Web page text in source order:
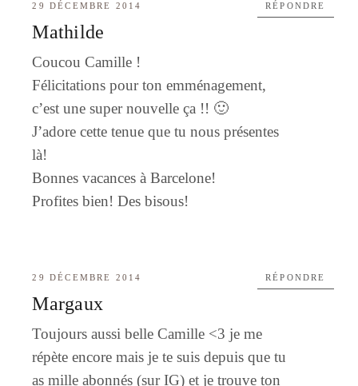
29 DÉCEMBRE 2014
Mathilde
Coucou Camille !
Félicitations pour ton emménagement,
c’est une super nouvelle ça !! 🙂
J’adore cette tenue que tu nous présentes
là!
Bonnes vacances à Barcelone!
Profites bien! Des bisous!
RÉPONDRE
29 DÉCEMBRE 2014
Margaux
Toujours aussi belle Camille <3 je me
répète encore mais je te suis depuis que tu
as mille abonnés (sur IG) et je trouve ton
RÉPONDRE